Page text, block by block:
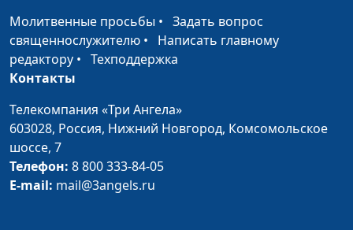
доктор практического
богословия
Каким будет пришествие
доктор практического
Мир, который дает Иисус
Молитвенные просьбы • Задать вопрос
священнослужителю • Написать главному
редактору • Техподдержка
Контакты
Телекомпания «Три Ангела»
603028, Россия, Нижний Новгород, Комсомольское
шоссе, 7
Телефон: 8 800 333-84-05
E-mail: mail@3angels.ru